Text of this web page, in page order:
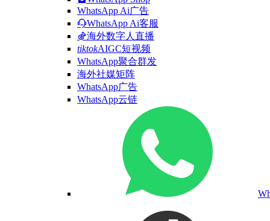
WhatsApp Ai广告
WhatsApp Ai客服
海外数字人直播
tiktokAIGC短视频
WhatsApp聚合群发
海外社媒矩阵
WhatsApp广告
WhatsApp云链